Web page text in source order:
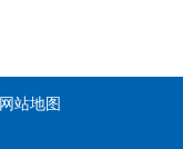
网站地图